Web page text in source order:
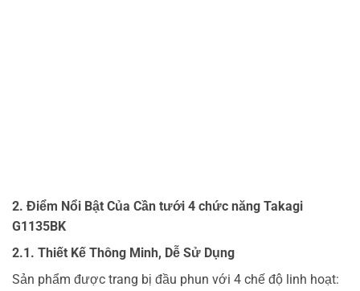
2. Điểm Nổi Bật Của Cần tưới 4 chức năng Takagi
G1135BK
2.1. Thiết Kế Thông Minh, Dễ Sử Dụng
Sản phẩm được trang bị đầu phun với 4 chế độ linh hoạt: